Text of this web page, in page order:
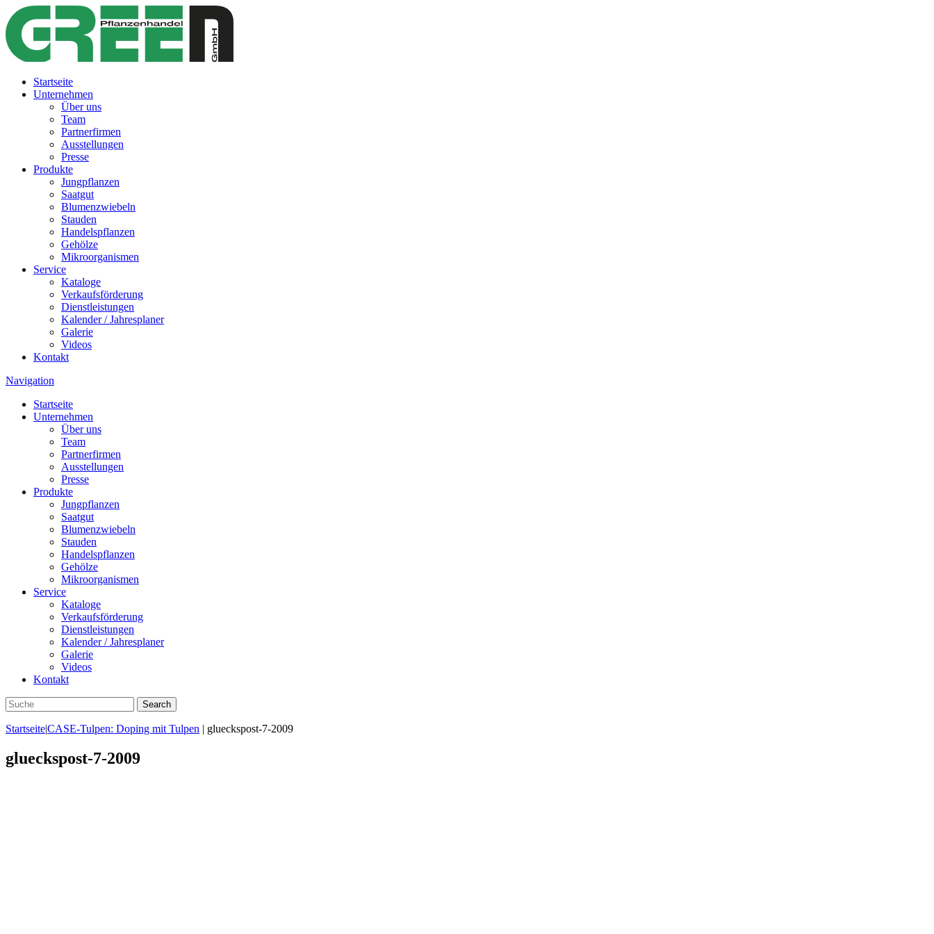
Startseite
Unternehmen
Über uns
Team
Partnerfirmen
Ausstellungen
Presse
Produkte
Jungpflanzen
Saatgut
Blumenzwiebeln
Stauden
Handelspflanzen
Gehölze
Mikroorganismen
Service
Kataloge
Verkaufsförderung
Dienstleistungen
Kalender / Jahresplaner
Galerie
Videos
Kontakt
Navigation
Startseite
Unternehmen
Über uns
Team
Partnerfirmen
Ausstellungen
Presse
Produkte
Jungpflanzen
Saatgut
Blumenzwiebeln
Stauden
Handelspflanzen
Gehölze
Mikroorganismen
Service
Kataloge
Verkaufsförderung
Dienstleistungen
Kalender / Jahresplaner
Galerie
Videos
Kontakt
Startseite|CASE-Tulpen: Doping mit Tulpen | glueckspost-7-2009
glueckspost-7-2009